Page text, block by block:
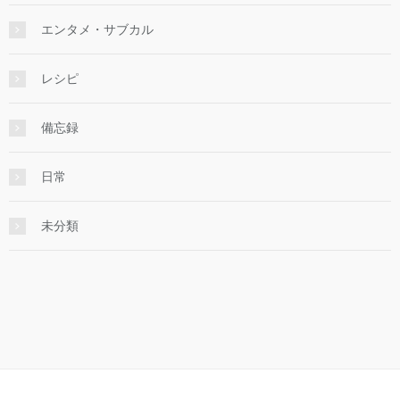
エンタメ・サブカル
レシピ
備忘録
日常
未分類